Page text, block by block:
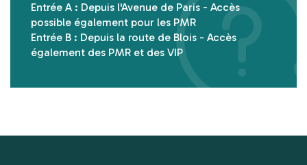
Entrée A : Depuis l'Avenue de Paris - Accès
possible également pour les PMR
Entrée B : Depuis la route de Blois - Accès
également des PMR et des VIP